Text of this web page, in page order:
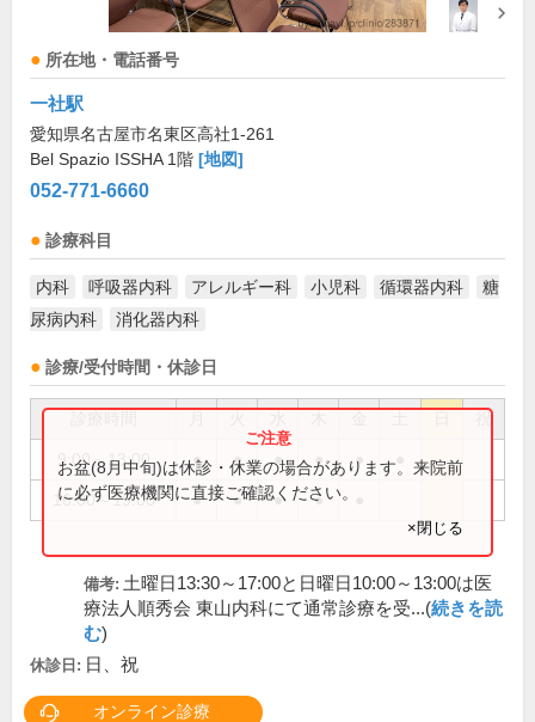
所在地・電話番号
一社駅
愛知県名古屋市名東区高社1-261
Bel Spazio ISSHA 1階 [地図]
052-771-6660
診療科目
内科 呼吸器内科 アレルギー科 小児科 循環器内科
糖
尿病内科
消化器内科
診療/受付時間・休診日
祝
9:00～13:00 ● ● ● ● ●
16:00～19:00 ● ● ● ●
お盆(8月中旬)は休診・休業の場合があります。来院前
に必ず医療機関に直接ご確認ください。
×閉じる
備考: 土曜日13:30～17:00と日曜日10:00～13:00は医
療法人順秀会 東山内科にて通常診療を受...(続きを読
む)
休診日: 日、祝
オンライン診療